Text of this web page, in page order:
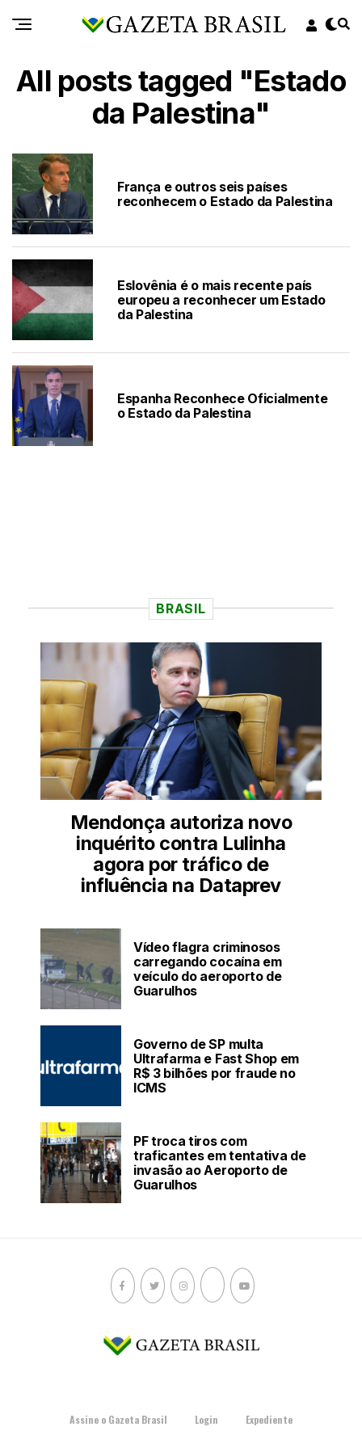
All posts tagged "Estado
da Palestina"
França e outros seis países
reconhecem o Estado da Palestina
Eslovênia é o mais recente país
europeu a reconhecer um Estado
da Palestina
Espanha Reconhece Oficialmente
o Estado da Palestina
BRASIL
Mendonça autoriza novo
inquérito contra Lulinha
agora por tráfico de
influência na Dataprev
Vídeo flagra criminosos
carregando cocaína em
veículo do aeroporto de
Guarulhos
Governo de SP multa
Ultrafarma e Fast Shop em
R$ 3 bilhões por fraude no
ICMS
PF troca tiros com
traficantes em tentativa de
invasão ao Aeroporto de
Guarulhos
Assine o Gazeta Brasil Login Expediente